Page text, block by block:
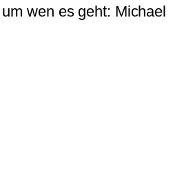
wen es geht: Michael